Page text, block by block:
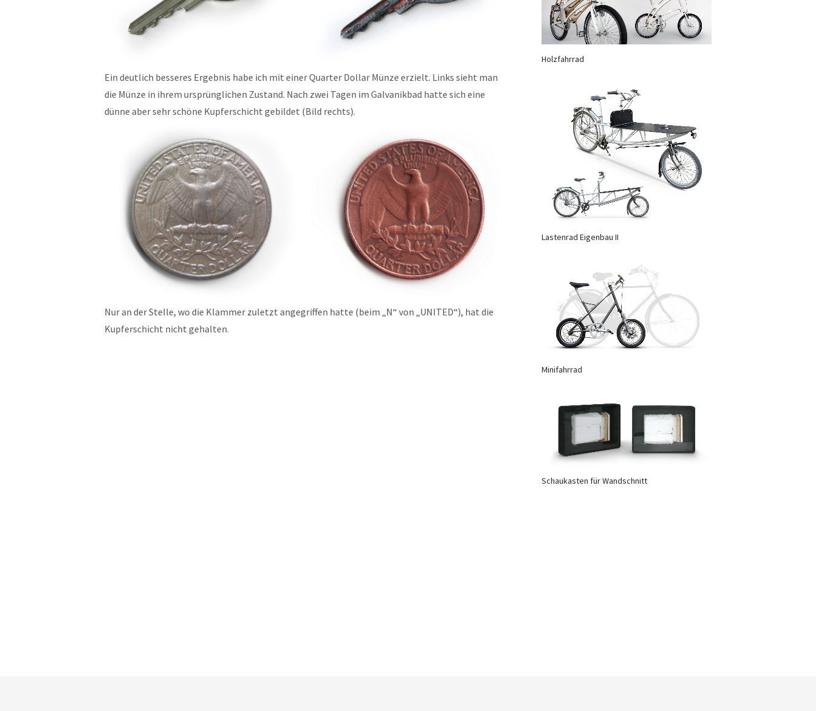
Ein deutlich besseres Ergebnis habe ich mit einer Quarter Dollar Münze erzielt. Links sieht man
die Münze in ihrem ursprünglichen Zustand. Nach zwei Tagen im Galvanikbad hatte sich eine
dünne aber sehr schöne Kupferschicht gebildet (Bild rechts).
Nur an der Stelle, wo die Klammer zuletzt angegriffen hatte (beim „N“ von „UNITED“), hat die
Kupferschicht nicht gehalten.
Holzfahrrad
Lastenrad Eigenbau II
Minifahrrad
Schaukasten für Wandschnitt